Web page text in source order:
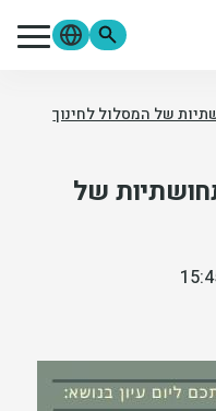
צור קשר
של המסלול לחינוך
של